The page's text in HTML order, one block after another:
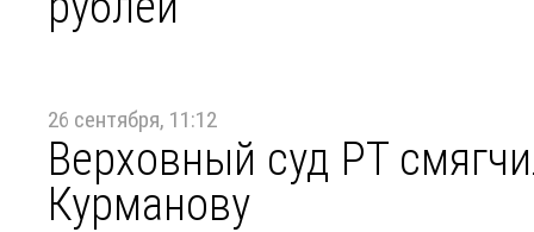
26 сентября, 11:12
Верховный суд РТ
Курманову